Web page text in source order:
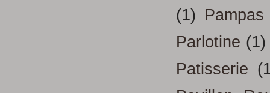
(1) Pampas
Parlotine (1)
Patisserie